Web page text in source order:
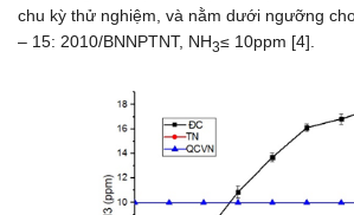
chu kỳ thử nghiệm, và nằm dưới ngưỡng
– 15: 2010/BNNPTNT, NH3≤ 10ppm [4].